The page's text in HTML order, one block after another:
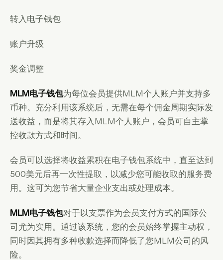
转入电子钱包
账户升级
奖金调整
MLM电子钱包为每位会员提供MLM个人账户并支持多
币种。充分利用该系统后，无需在每个佣金周期实际发
送收益，而是将其存入MLM个人账户，会员可自主掌
控收款方式和时间。
会员可以选择将收益累积在电子钱包系统中，直至达到
500美元后再一次性提取，以减少您可能收取的服务费
用。这可为您节省大量企业支出或处理成本。
MLM电子钱包对于以支票作为会员支付方式的国际公
司尤为实用。通过该系统，您的会员始终掌握主动权，
同时因其拥有多种收款选择而降低了您MLM公司的风
险。